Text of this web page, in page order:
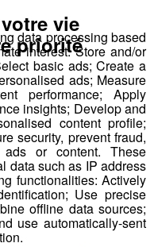
data processing based
interest: Store and/or
basic ads; Create a
ads; Measure
performance; Apply
insights; Develop and
content profile;
security, prevent fraud,
or content. These
data such as IP address
functionalities: Actively
Use precise
offline data sources;
use automatically-sent
vie
priorité